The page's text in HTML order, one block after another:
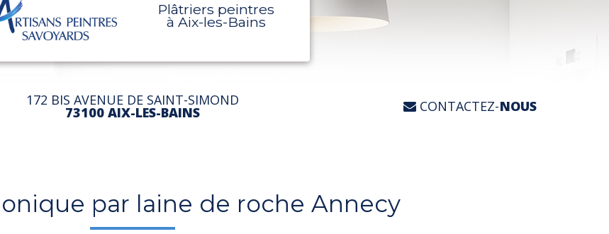
Plâtriers peintres
à Aix-les-Bains
172 BIS AVENUE DE SAINT-SIMOND
73100 AIX-LES-BAINS CONTACTEZ-NOUS
par laine de roche Annecy